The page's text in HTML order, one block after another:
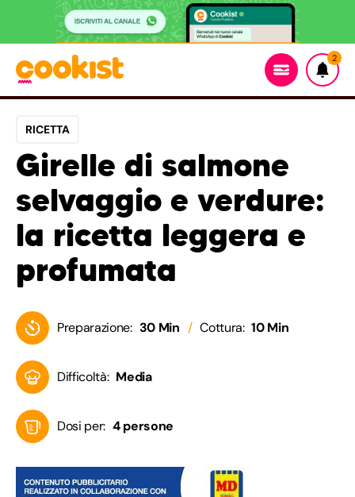
2
RICETTA
Girelle di salmone
selvaggio e verdure:
la ricetta leggera e
profumata
Preparazione: 30 Min Cottura: 10 Min
Difficoltà: Media
Dosi per: 4 persone